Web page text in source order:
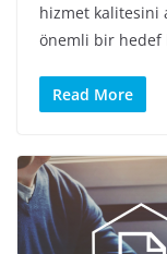
hizmet kalitesini
önemli bir hedef
Read More